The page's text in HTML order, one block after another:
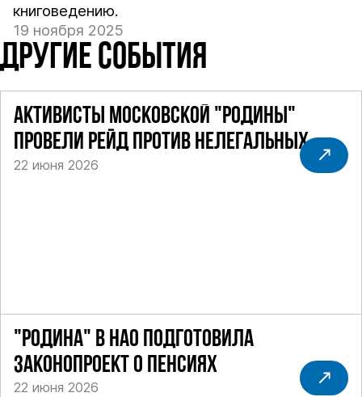
книговедению.
19 ноября 2025
ДРУГИЕ СОБЫТИЯ
АКТИВИСТЫ МОСКОВСКОЙ "РОДИНЫ"
ПРОВЕЛИ РЕЙД ПРОТИВ НЕЛЕГАЛЬНЫХ
ТАКСИ
22 июня 2026
"РОДИНА" В НАО ПОДГОТОВИЛА
ЗАКОНОПРОЕКТ О ПЕНСИЯХ
22 июня 2026